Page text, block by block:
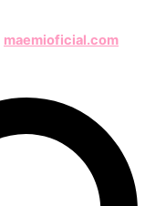
maemioficial.com